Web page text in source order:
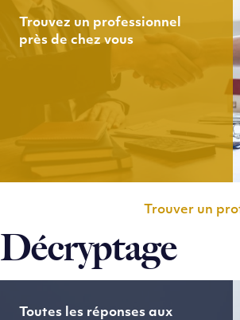
Trouvez un professionnel
près de chez vous
Trouver un
Décryptage
Toutes les réponses aux